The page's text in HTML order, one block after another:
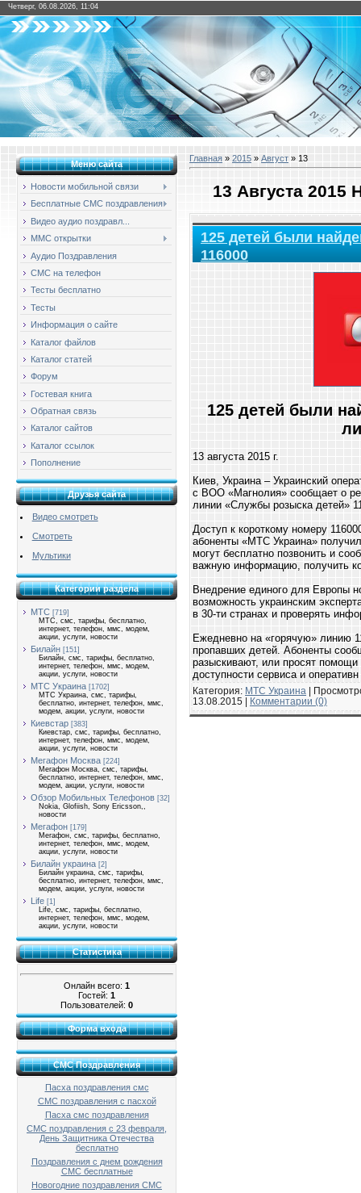
Четверг, 06.08.2026, 11:04
Меню сайта
Новости мобильной связи
Бесплатные СМС поздравления
Видео аудио поздравл...
ММС открытки
Аудио Поздравления
СМС на телефон
Тесты бесплатно
Тесты
Информация о сайте
Каталог файлов
Каталог статей
Форум
Гостевая книга
Обратная связь
Каталог сайтов
Каталог ссылок
Пополнение
Друзья сайта
Видео смотреть
Смотреть
Мультики
Категории раздела
МТС [719]
МТС, смс, тарифы, бесплатно,
интернет, телефон, ммс, модем,
акции, услуги, новости
Билайн [151]
Билайн, смс, тарифы, бесплатно,
интернет, телефон, ммс, модем,
акции, услуги, новости
МТС Украина [1702]
МТС Украина, смс, тарифы,
бесплатно, интернет, телефон, ммс,
модем, акции, услуги, новости
Киевстар [383]
Киевстар, смс, тарифы, бесплатно,
интернет, телефон, ммс, модем,
акции, услуги, новости
Мегафон Москва [224]
Мегафон Москва, смс, тарифы,
бесплатно, интернет, телефон, ммс,
модем, акции, услуги, новости
Обзор Мобильных Телефонов [32]
Nokia, Glofiish, Sony Ericsson,,
новости
Мегафон [179]
Мегафон, смс, тарифы, бесплатно,
интернет, телефон, ммс, модем,
акции, услуги, новости
Билайн украина [2]
Билайн украина, смс, тарифы,
бесплатно, интернет, телефон, ммс,
модем, акции, услуги, новости
Life [1]
Life, смс, тарифы, бесплатно,
интернет, телефон, ммс, модем,
акции, услуги, новости
Статистика
Онлайн всего: 1
Гостей: 1
Пользователей: 0
Форма входа
СМС Поздравления
Пасха поздравления смс
СМС поздравления с пасхой
Пасха смс поздравления
СМС поздравления с 23 февраля,
День Защитника Отечества
бесплатно
Поздравления с днем рождения
СМС бесплатные
Новогодние поздравления СМС
Главная » 2015 » Август » 13
13 Августа 2015
125 детей были
116000
125 детей были
13 августа 2015 г.
Киев, Украина – Украинский
с ВОО «Магнолия» сообщает о
линии «Службы розыска детей»
Доступ к короткому номеру
абоненты «МТС Украина»
могут бесплатно позвонить и
важную информацию, получить
Внедрение единого для Европы
возможность украинским
в 30-ти странах и проверять
Ежедневно на «горячую» линию
пропавших детей. Абоненты
разыскивают, или просят помощи
доступности сервиса и оперативн
Категория: МТС Украина |
13.08.2015
Комментарии (0)